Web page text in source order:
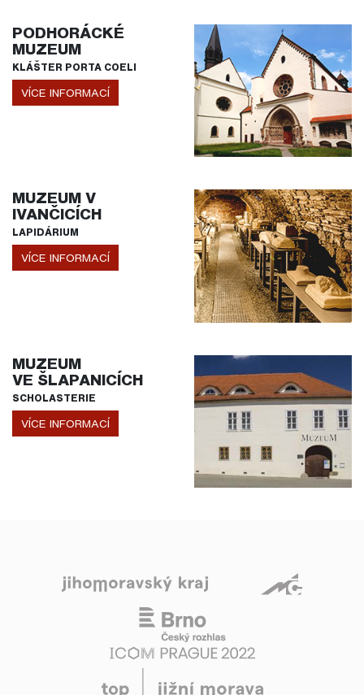
PODHORÁCKÉ
MUZEUM
KLÁŠTER PORTA COELI
VÍCE INFORMACÍ
MUZEUM V
IVANČICÍCH
LAPIDÁRIUM
VÍCE INFORMACÍ
MUZEUM
VE ŠLAPANICÍCH
SCHOLASTERIE
VÍCE INFORMACÍ